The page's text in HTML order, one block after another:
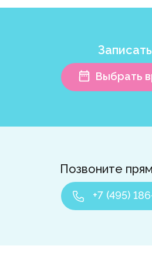
Позвоните
+7 (495)
Выбрать